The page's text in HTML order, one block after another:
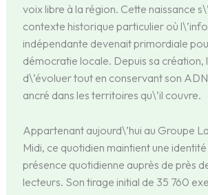
voix libre à la région. Cette naissance
contexte historique particulier où
indépendante devenait primordiale
démocratie locale. Depuis sa création,
d\’évoluer tout en conservant son
ancré dans les territoires qu\’il couvre.
Appartenant aujourd\’hui au Groupe
Midi, ce quotidien maintient une
présence quotidienne auprès de près
lecteurs. Son tirage initial de 35 760